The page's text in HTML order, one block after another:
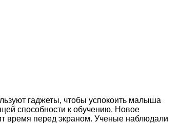
гаджеты, чтобы успокоить малыша
способности к обучению. Новое
время перед экраном. Ученые наблюдали